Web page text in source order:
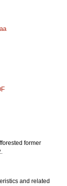
former
and related